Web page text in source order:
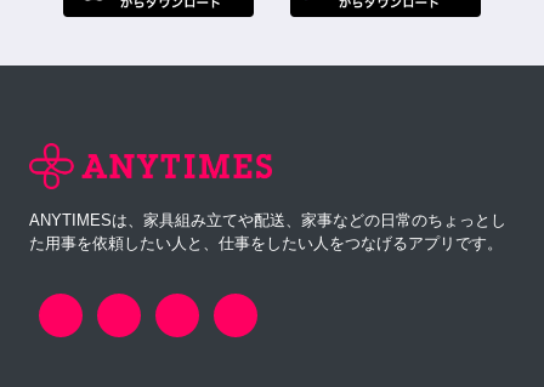
ANYTIMESは、家具組み立てや配送、家事などの日常のちょっとし
た用事を依頼したい人と、仕事をしたい人をつなげるアプリです。